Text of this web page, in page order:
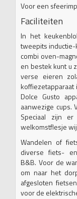
Voor een
Faciliteiten
In het
tweepits
combi oven-
en bestek kunt u
verse eieren
Dolce Gusto
aanwezige cups.
Speciaal zijn
welkomstflesje
Wandelen of
diverse fiets-
B&B. Voor de
om naar het
afgesloten
voor de